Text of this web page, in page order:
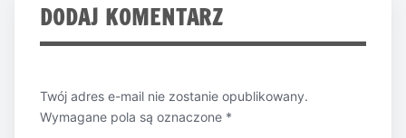
DODAJ KOMENTARZ
Twój adres e-mail nie zostanie opublikowany.
Wymagane pola są oznaczone *